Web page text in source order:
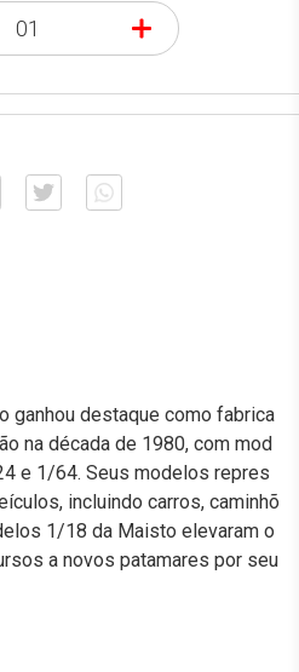
+
ganhou destaque como fabrica
na década de 1980, com mod
e 1/64. Seus modelos repres
incluindo carros, caminhõ
1/18 da Maisto elevaram o
a novos patamares por seu